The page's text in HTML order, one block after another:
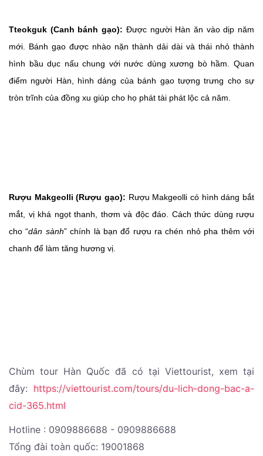
Tteokguk (Canh bánh gạo): Được người Hàn ăn vào dịp năm
mới. Bánh gạo được nhào nặn thành dải dài và thái nhỏ thành
hình bầu dục nấu chung với nước dùng xương bò hầm. Quan
điểm người Hàn, hình dáng của bánh gạo tượng trưng cho sự
tròn trĩnh của đồng xu giúp cho họ phát tài phát lộc cả năm.
Rượu Makgeolli (Rượu gạo): Rượu Makgeolli có hình dáng bắt
mắt, vị khá ngọt thanh, thơm và độc đáo. Cách thức dùng rượu
cho “dân sành” chính là bạn đổ rượu ra chén nhỏ pha thêm với
chanh để làm tăng hương vị.
Chùm tour Hàn Quốc đã có tại Viettourist, xem tại
đây: https://viettourist.com/tours/du-lich-dong-bac-a-
cid-365.html
Hotline : 0909886688 - 0909886688
Tổng đài toàn quốc: 19001868